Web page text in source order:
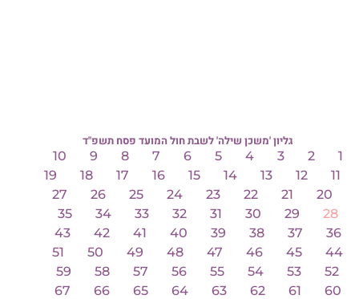
גליון 'משכן שילה' לשבת חול המועד פסח תשפ"ד
1
2
3
4
5
6
7
8
9
10
11
12
13
14
15
16
17
18
19
20
21
22
23
24
25
26
27
28
29
30
31
32
33
34
35
36
37
38
39
40
41
42
43
44
45
46
47
48
49
50
51
52
53
54
55
56
57
58
59
60
61
62
63
64
65
66
67